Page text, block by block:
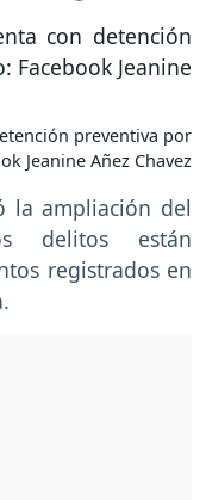
preventiva por
Jeanine Añez Chavez
la ampliación del
delitos están
registrados en